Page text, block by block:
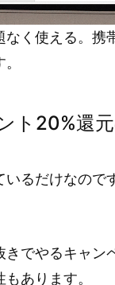
く使える。
ト20%還
いるだけなの
でやるキャン
あります。